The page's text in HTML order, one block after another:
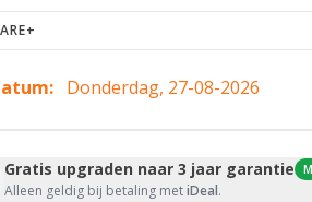
Donderdag, 27-08-2026
Gratis upgraden naar 3 jaar garantie
Alleen geldig bij betaling metiDeal.